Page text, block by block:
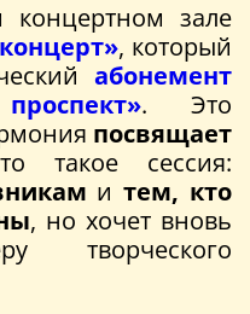
зале
, который
абонемент
. Это
посвящает
такое сессия:
итем, кто
, но хочет вновь
творческого